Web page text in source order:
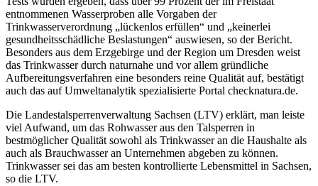
entnommenen Wasserproben alle Vorgaben der
Trinkwasserverordnung „lückenlos erfüllen“ und „keinerlei
gesundheitsschädliche Beslastungen“ auswiesen, so der Bericht.
Besonders aus dem Erzgebirge und der Region um Dresden weist
das Trinkwasser durch naturnahe und vor allem gründliche
Aufbereitungsverfahren eine besonders reine Qualität auf, bestätigt
auch das auf Umweltanalytik spezialisierte Portal checknatura.de.
Die Landestalsperrenverwaltung Sachsen (LTV) erklärt, man leiste
viel Aufwand, um das Rohwasser aus den Talsperren in
bestmöglicher Qualität sowohl als Trinkwasser an die Haushalte als
auch als Brauchwasser an Unternehmen abgeben zu können.
Trinkwasser sei das am besten kontrollierte Lebensmittel in Sachsen,
so die LTV.